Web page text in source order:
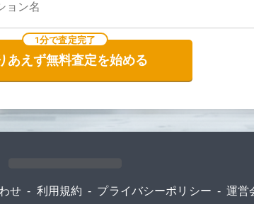
1分で査定完了
あえず無料査定を始める
せ - 利用規約 - プライバシーポリシー - 運営